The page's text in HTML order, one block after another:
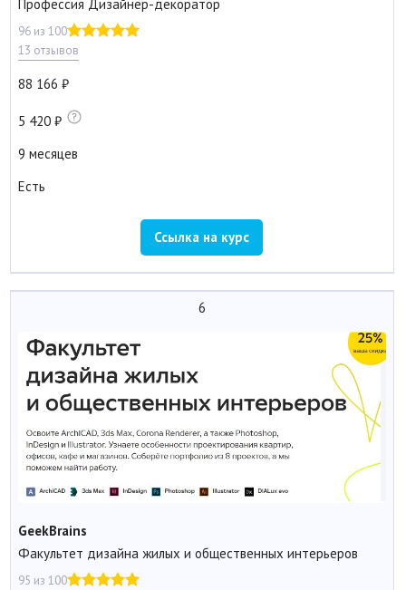
Профессия Дизайнер-декоратор
96 из 100
13 отзывов
88 166
5 420
9 месяцев
Есть
Ссылка на курс
6
GeekBrains
Факультет дизайна жилых и общественных интерьеров
95 из 100